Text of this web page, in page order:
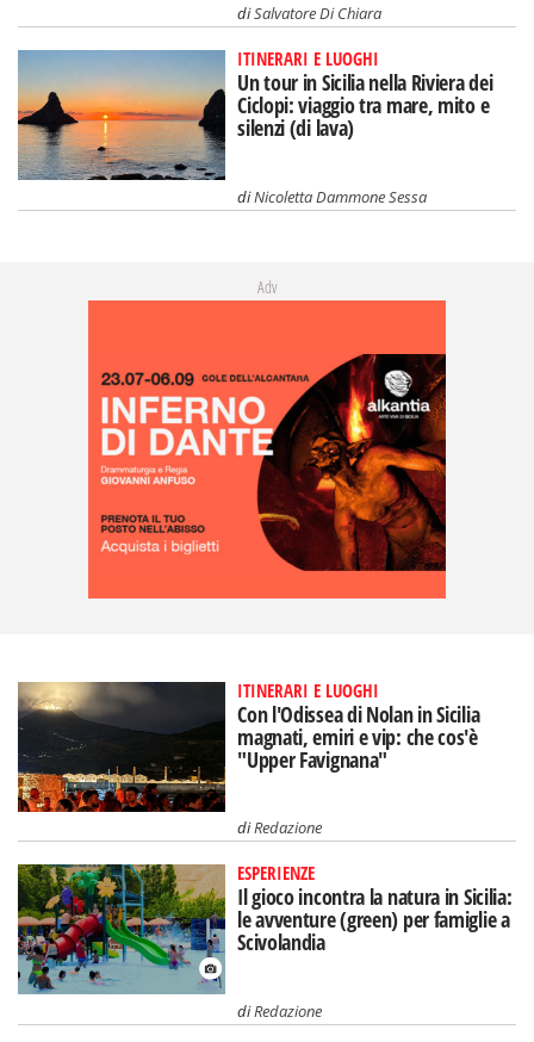
diSalvatore Di Chiara
ITINERARI E LUOGHI
Un tour in Sicilia nella Riviera dei
Ciclopi: viaggio tra mare, mito e
silenzi (di lava)
diNicoletta Dammone Sessa
Adv
ITINERARI E LUOGHI
Con l'Odissea di Nolan in Sicilia
magnati, emiri e vip: che cos'è
"Upper Favignana"
diRedazione
ESPERIENZE
Il gioco incontra la natura in Sicilia:
le avventure (green) per famiglie a
Scivolandia
diRedazione